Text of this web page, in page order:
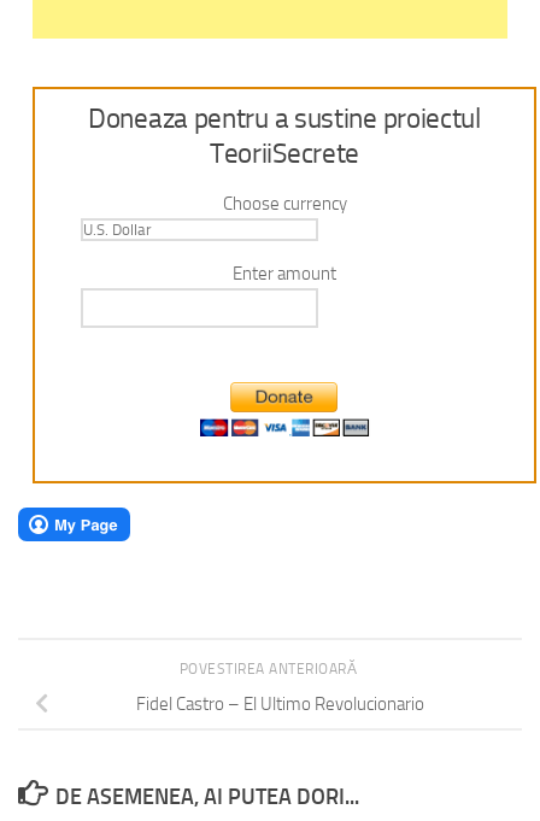
Doneaza pentru a sustine proiectul
TeoriiSecrete
Choose currency
Enter amount
POVESTIREA ANTERIOARĂ
Fidel Castro – El Ultimo Revolucionario
DE ASEMENEA, AI PUTEA DORI...